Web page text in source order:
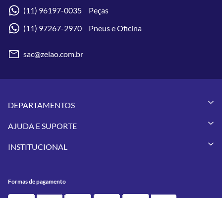
(11) 96197-0035 Peças
(11) 97267-2970 Pneus e Oficina
sac@zelao.com.br
DEPARTAMENTOS
Vestuários
Pneus
Utilidades
AJUDA E SUPORTE
Meus Pedidos
INSTITUCIONAL
Contato
Formas de pagamento